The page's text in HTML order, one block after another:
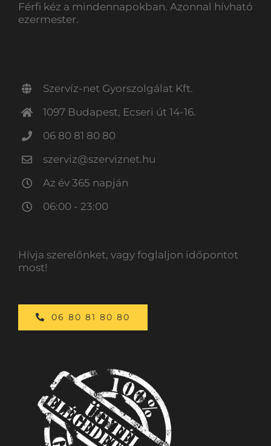
Férfi kéz a mindennapokban. Azonnal hívható
ezermester.
Szervíz-net Gyorszolgálat Kft.
1097 Budapest, Ecseri út 14-16.
06 80 81 80 80
szerviz@szerviznet.hu
Az év 365 napján
06:00 - 23:00
Hívja szerelőnket, vagy foglaljon időpontot
most!
06 80 81 80 80